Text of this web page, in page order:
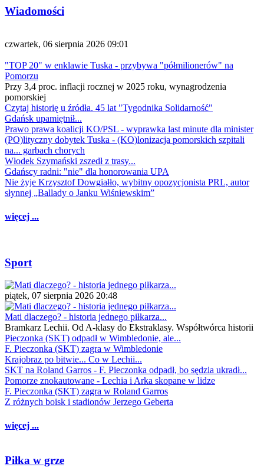
Wiadomości
czwartek, 06 sierpnia 2026 09:01
"TOP 20" w enklawie Tuska - przybywa "półmilionerów" na
Pomorzu
Przy 3,4 proc. inflacji rocznej w 2025 roku, wynagrodzenia
pomorskiej
Czytaj historię u źródła. 45 lat "Tygodnika Solidarność"
Gdańsk upamiętnił...
Prawo prawa koalicji KO/PSL - wyprawka last minute dla minister
(PO)lityczny dobytek Tuska - (KO)lonizacja pomorskich szpitali
na... garbach chorych
Włodek Szymański zszedł z trasy...
Gdańscy radni: "nie" dla honorowania UPA
Nie żyje Krzysztof Dowgiałło, wybitny opozycjonista PRL, autor
słynnej „Ballady o Janku Wiśniewskim”
więcej ...
Sport
piątek, 07 sierpnia 2026 20:48
Mati dlaczego? - historia jednego piłkarza...
Bramkarz Lechii. Od A-klasy do Ekstraklasy. Współtwórca historii
Pieczonka (SKT) odpadł w Wimbledonie, ale...
F. Pieczonka (SKT) zagra w Wimbledonie
Krajobraz po bitwie... Co w Lechii...
SKT na Roland Garros - F. Pieczonka odpadł, bo sędzia ukradł...
Pomorze znokautowane - Lechia i Arka skopane w lidze
F. Pieczonka (SKT) zagra w Roland Garros
Z różnych boisk i stadionów Jerzego Geberta
więcej ...
Piłka w grze